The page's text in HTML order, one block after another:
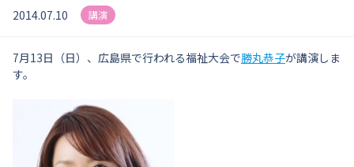
2014.07.10 講演
7月13日（日）、広島県で行われる福祉大会で勝丸恭子が講演しま
す。